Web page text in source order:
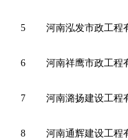
5 河南泓发市政工程
6 河南祥鹰市政工程
7 河南潞扬建设工程
8 河南通辉建设工程